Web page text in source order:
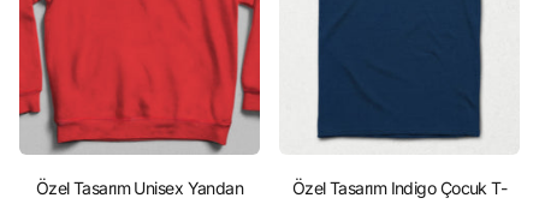
Özel Tasarım Unisex Yandan
Özel Tasarım Indigo Çocuk T-